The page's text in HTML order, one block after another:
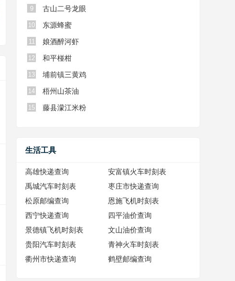
9 古山二号龙眼
10 东源蜂蜜
11 娘酒醉河虾
12 和平椪柑
13 埔前镇三黄鸡
14 梧州山茶油
15 藤县濛江米粉
生活工具
高雄快递查询
安富镇火车时刻表
禹城汽车时刻表
枣庄市快递查询
松原邮编查询
恩施飞机时刻表
西宁快递查询
四平油价查询
景德镇飞机时刻表
文山油价查询
贵阳汽车时刻表
青神火车时刻表
衢州市快递查询
鹤壁邮编查询